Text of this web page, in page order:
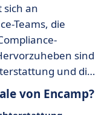
sich an
Teams, die
sind
und die
von Encamp?